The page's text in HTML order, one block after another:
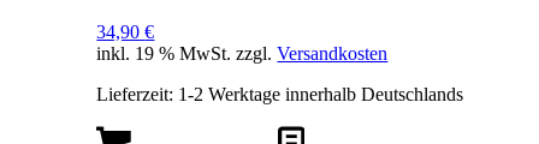
34,90€
inkl. 19 % MwSt. zzgl.Versandkosten
Lieferzeit: 1-2 Werktage innerhalb Deutschlands